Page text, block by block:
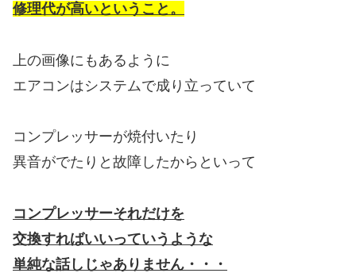
修理代が高いということ。
上の画像にもあるように
エアコンはシステムで成り立っていて
コンプレッサーが焼付いたり
異音がでたりと故障したからといって
コンプレッサーそれだけを
交換すればいいっていうような
単純な話しじゃありません・・・